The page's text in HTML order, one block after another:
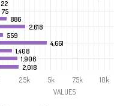
VALUES
22
22
75
75
886
886
2,618
2,618
559
559
4,661
4,661
1,408
1,408
1,906
1,906
2,018
2,018
10k
2.5k 5k 7.5k